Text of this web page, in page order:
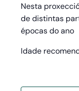
Nesta
de distintas
épocas do ano
Idade